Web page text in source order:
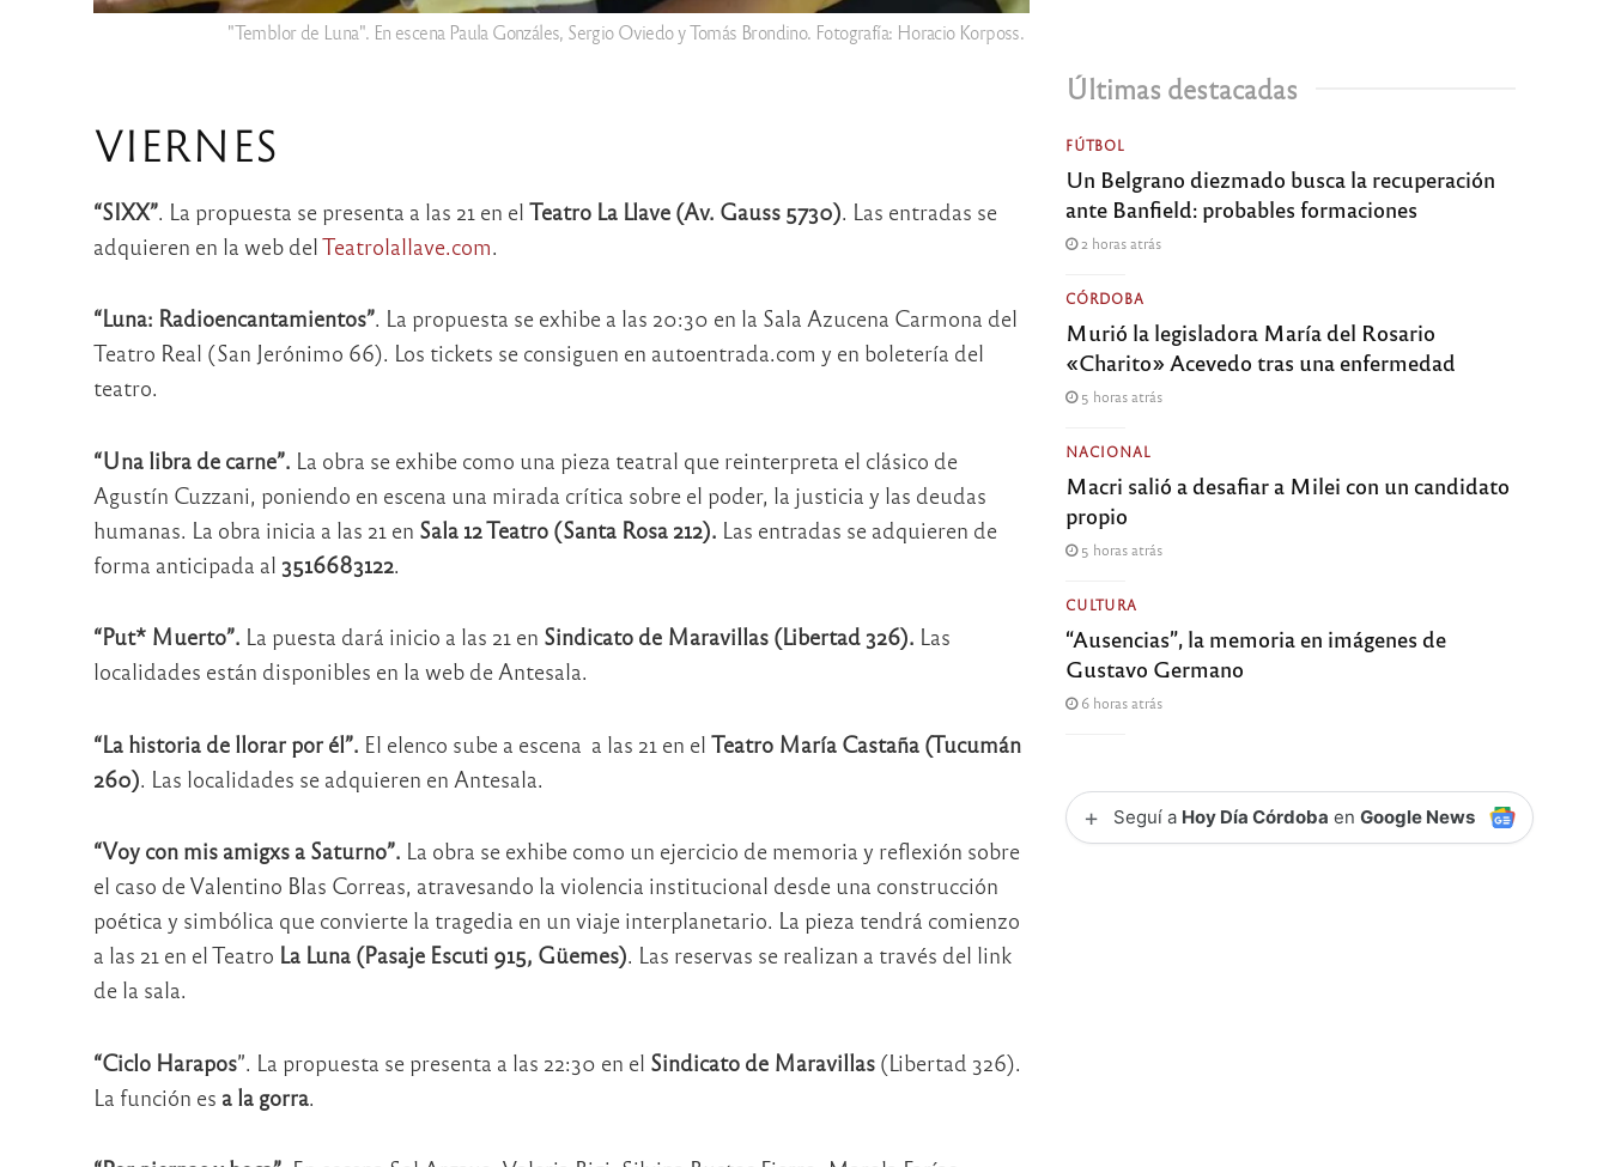
"Temblor de Luna". En escena Paula Gonzáles, Sergio Oviedo y Tomás Brondino. Fotografía: Horacio Korposs.
VIERNES
“SIXX”. La propuesta se presenta a las 21 en el Teatro La Llave (Av. Gauss 5730). Las entradas se
adquieren en la web delTeatrolallave.com.
“Luna: Radioencantamientos”. La propuesta se exhibe a las 20:30 en la Sala Azucena Carmona del
Teatro Real (San Jerónimo 66). Los tickets se consiguen en autoentrada.com y en boletería del
teatro.
“Una libra de carne”. La obra se exhibe como una pieza teatral que reinterpreta el clásico de
Agustín Cuzzani, poniendo en escena una mirada crítica sobre el poder, la justicia y las deudas
humanas. La obra inicia a las 21 en Sala 12 Teatro (Santa Rosa 212). Las entradas se adquieren de
forma anticipada al 3516683122.
“Put* Muerto”. La puesta dará inicio a las 21 en Sindicato de Maravillas (Libertad 326). Las
localidades están disponibles en la web de Antesala.
“La historia de llorar por él”. El elenco sube a escena a las 21 en el Teatro María Castaña (Tucumán
260). Las localidades se adquieren en Antesala.
“Voy con mis amigxs a Saturno”. La obra se exhibe como un ejercicio de memoria y reflexión sobre
el caso de Valentino Blas Correas, atravesando la violencia institucional desde una construcción
poética y simbólica que convierte la tragedia en un viaje interplanetario. La pieza tendrá comienzo
a las 21 en el Teatro La Luna (Pasaje Escuti 915, Güemes). Las reservas se realizan a través del link
de la sala.
“Ciclo Harapos”. La propuesta se presenta a las 22:30 en el Sindicato de Maravillas (Libertad 326).
La función es a la gorra.
Últimas destacadas
FÚTBOL
Un Belgrano diezmado busca la recuperación
ante Banfield: probables formaciones
2 horas atrás
CÓRDOBA
Murió la legisladora María del Rosario
«Charito» Acevedo tras una enfermedad
5 horas atrás
NACIONAL
Macri salió a desafiar a Milei con un candidato
propio
5 horas atrás
CULTURA
“Ausencias”, la memoria en imágenes de
Gustavo Germano
6 horas atrás
+ Seguí a Hoy Día Córdoba enGoogle News